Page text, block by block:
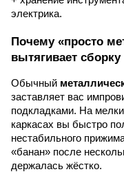
электрика.
Почему «просто
вытягивает сборку
Обычный
заставляет вас
подкладками. На
каркасах вы быстро
нестабильного
«банан» после
держалась жёстко.